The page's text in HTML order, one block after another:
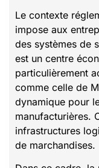
Le contexte
impose aux
des systèmes de
est un centre
particulièrement
comme celle de
dynamique pour
manufacturières.
infrastructures
de marchandises.